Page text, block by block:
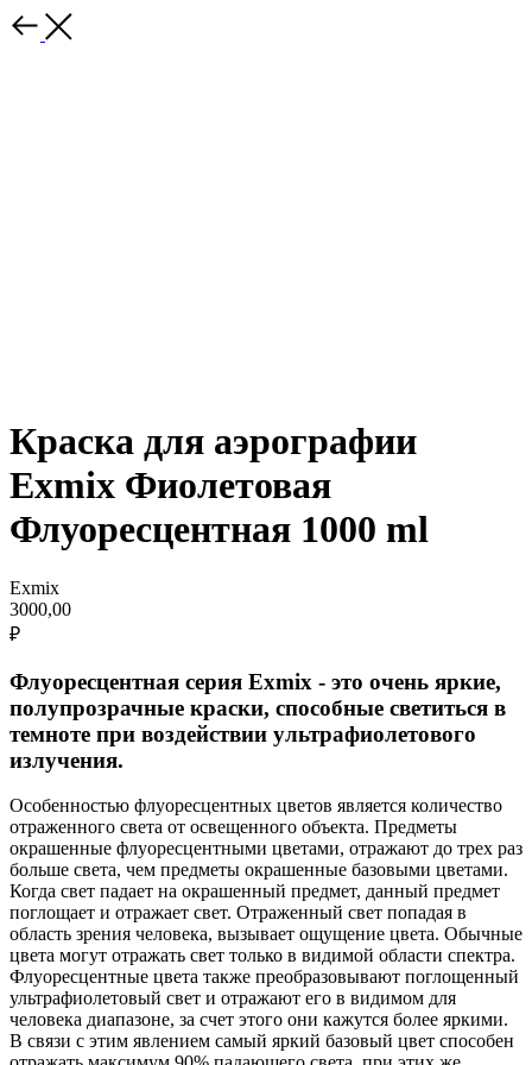
Краска для аэрографии
Exmix Фиолетовая
Флуоресцентная 1000 ml
Exmix
3000,00
₽
Флуоресцентная серия Exmix - это очень яркие,
полупрозрачные краски, способные светиться в
темноте при воздействии ультрафиолетового
излучения.
Особенностью флуоресцентных цветов является количество
отраженного света от освещенного объекта. Предметы
окрашенные флуоресцентными цветами, отражают до трех раз
больше света, чем предметы окрашенные базовыми цветами.
Когда свет падает на окрашенный предмет, данный предмет
поглощает и отражает свет. Отраженный свет попадая в
область зрения человека, вызывает ощущение цвета. Обычные
цвета могут отражать свет только в видимой области спектра.
Флуоресцентные цвета также преобразовывают поглощенный
ультрафиолетовый свет и отражают его в видимом для
человека диапазоне, за счет этого они кажутся более яркими.
В связи с этим явлением самый яркий базовый цвет способен